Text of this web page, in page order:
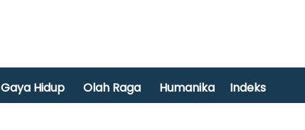
Gaya Hidup Olah Raga Humanika Indeks